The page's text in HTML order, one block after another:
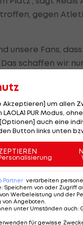
gegen
unsere Fans,
schaffen wir
betont
Stürmerstar
Schlusspfiff in die
auch in der
traf schon
Marco Asensio
Akzeptieren] um allen
PUR Modus,
auch eine
Button links unten
Partner verarbeiten
: Speichern von oder Zugriff
Werbeleistung und der
von Angeboten
unter Umständen auch:
für gewisse